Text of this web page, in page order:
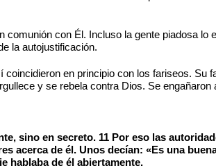
con Él. Incluso la gente piadosa lo
la autojustificación.
en principio con los fariseos. Su
y se rebela contra Dios. Se
sino en secreto. 11 Por eso las
acerca de él. Unos decían: «Es una
hablaba de él abiertamente.